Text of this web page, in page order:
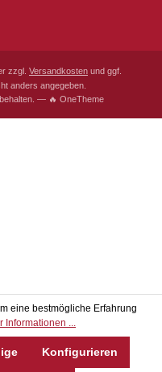
zzgl. Versandkosten und ggf.
anders angegeben.
— 🔥 OneTheme
eine bestmögliche Erfahrung
Informationen ...
Konfigurieren